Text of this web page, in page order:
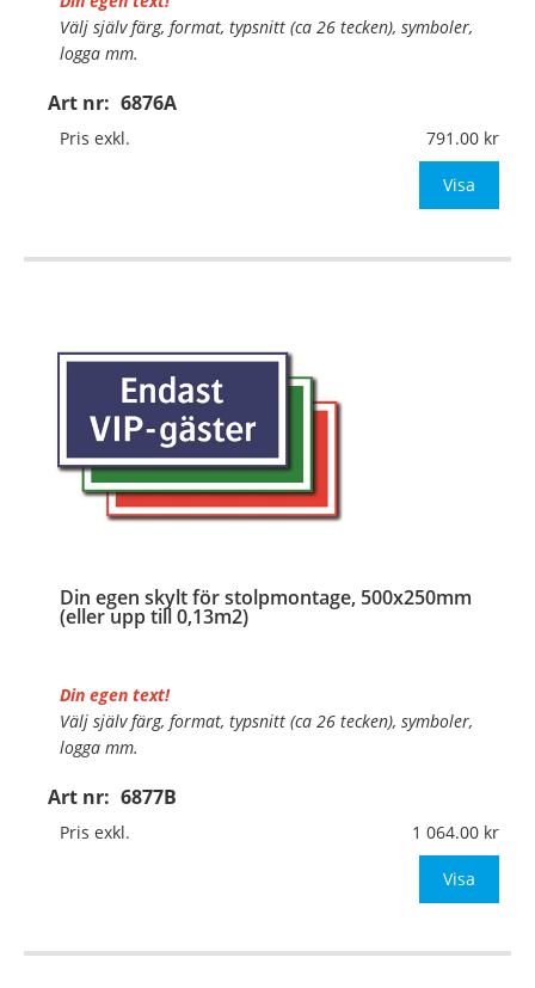
Art nr: 6876A
Välj själv färg, format, typsnitt (ca 26 tecken), symboler,
logga mm.
Material:Plan aluminium, 0,7mm (väggmontage)
Mått:500x250mm (eller annat mått upp till 0,13m²)
Pris exkl. 791.00
Visa
Din egen skylt för stolpmontage, 500x250mm
(eller upp till 0,13m2)
Art nr: 6877B
Din egen text!
Välj själv färg, format, typsnitt (ca 26 tecken), symboler,
logga mm.
Material:Kantvikt aluminium, 2mm (stolpmontage)
Mått:500x250mm (eller annat mått upp till 0,13m²)
Pris exkl. 1 064.00
Visa